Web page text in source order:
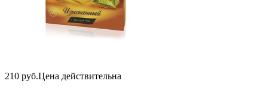
210 руб.Цена действительна